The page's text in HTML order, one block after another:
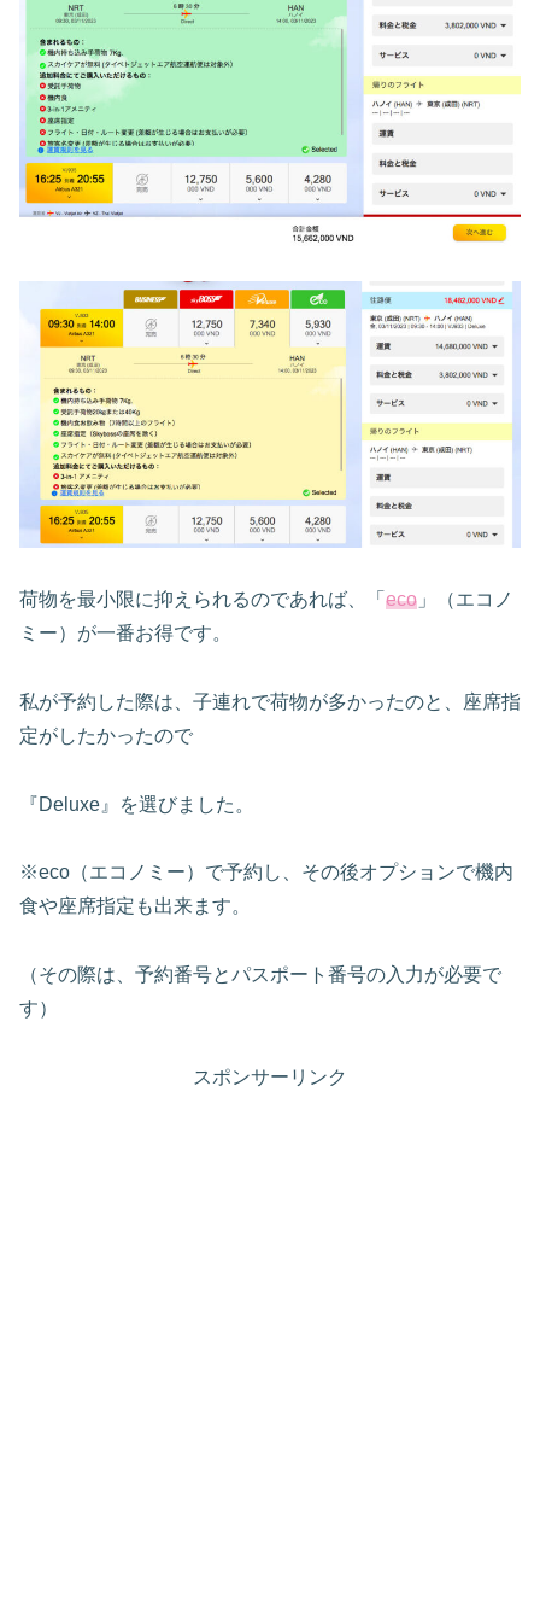
荷物を最小限に抑えられるのであれば、「 eco 」（エコノ
ミー）が一番お得です。
私が予約した際は、子連れで荷物が多かったのと、座席指
定がしたかったので
『Deluxe』を選びました。
※eco（エコノミー）で予約し、その後オプションで機内
食や座席指定も出来ます。
（その際は、予約番号とパスポート番号の入力が必要で
す）
スポンサーリンク